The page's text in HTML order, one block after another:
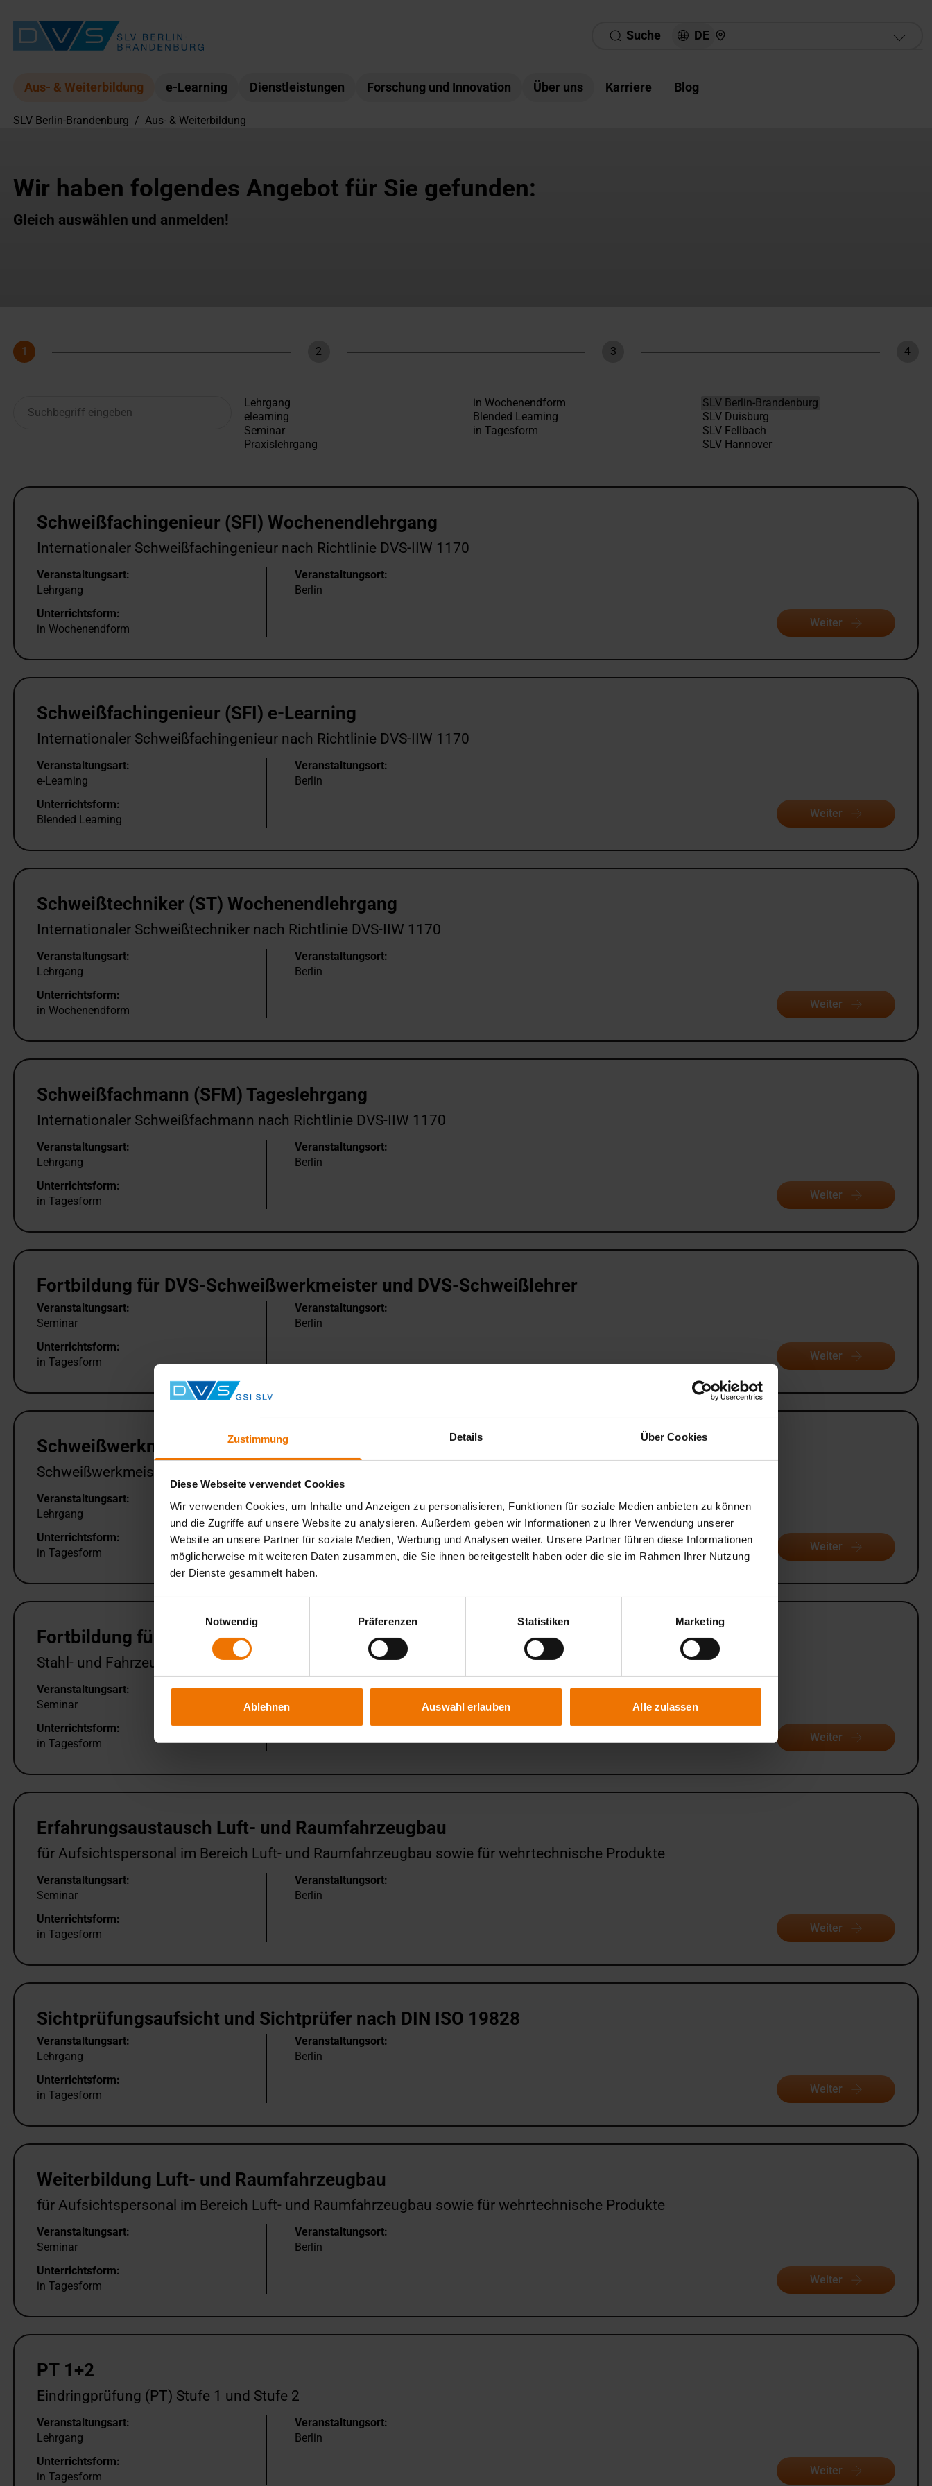
Zustimmung Details Über Cookies
Diese Webseite verwendet Cookies
Wir verwenden Cookies, um Inhalte und Anzeigen zu personalisieren, Funktionen für soziale Medien anbieten zu können
und die Zugriffe auf unsere Website zu analysieren. Außerdem geben wir Informationen zu Ihrer Verwendung unserer
Website an unsere Partner für soziale Medien, Werbung und Analysen weiter. Unsere Partner führen diese Informationen
möglicherweise mit weiteren Daten zusammen, die Sie ihnen bereitgestellt haben oder die sie im Rahmen Ihrer Nutzung
der Dienste gesammelt haben.
Einwilligungsauswahl
Notwendig
Präferenzen Statistiken Marketing
Ablehnen Auswahl erlauben Alle zulassen
Suche DE Hier finden Sie uns
Aus- & Weiterbildung e-Learning Dienstleistungen Forschung und Innovation Über uns Karriere Blog
SLV Berlin-Brandenburg / Aus- & Weiterbildung
Wir haben folgendes Angebot für Sie gefunden:
Gleich auswählen und anmelden!
Schritt
1
Schritt
2
Schritt
3 4
Schweißfachingenieur (SFI) Wochenendlehrgang
Internationaler Schweißfachingenieur nach Richtlinie DVS-IIW 1170
Veranstaltungsart:
Lehrgang
Unterrichtsform:
in Wochenendform
Veranstaltungsort:
Berlin
Weiter
Schweißfachingenieur (SFI) e-Learning
Internationaler Schweißfachingenieur nach Richtlinie DVS-IIW 1170
Veranstaltungsart:
e-Learning
Unterrichtsform:
Blended Learning
Veranstaltungsort:
Berlin
Weiter
Schweißtechniker (ST) Wochenendlehrgang
Internationaler Schweißtechniker nach Richtlinie DVS-IIW 1170
Veranstaltungsart:
Lehrgang
Unterrichtsform:
in Wochenendform
Veranstaltungsort:
Berlin
Weiter
Schweißfachmann (SFM) Tageslehrgang
Internationaler Schweißfachmann nach Richtlinie DVS-IIW 1170
Veranstaltungsart:
Lehrgang
Unterrichtsform:
in Tagesform
Veranstaltungsort:
Berlin
Weiter
Fortbildung für DVS-Schweißwerkmeister und DVS-Schweißlehrer
Veranstaltungsart:
Seminar
Unterrichtsform:
in Tagesform
Veranstaltungsort:
Berlin
Weiter
Schweißwerkmeister (SWM) Tageslehrgang
Schweißwerkmeister nach Richtlinie DVS 1157
Veranstaltungsart:
Lehrgang
Unterrichtsform:
in Tagesform
Berlin
Weiter
Fortbildung für Schweißaufsichtspersonen
Stahl- und Fahrzeugbau
Veranstaltungsart:
Seminar
Unterrichtsform:
in Tagesform
Veranstaltungsort:
Weiter
Erfahrungsaustausch Luft- und Raumfahrzeugbau
für Aufsichtspersonal im Bereich Luft- und Raumfahrzeugbau sowie für wehrtechnische Produkte
Veranstaltungsart:
Seminar
Unterrichtsform:
in Tagesform
Veranstaltungsort:
Berlin
Weiter
Sichtprüfungsaufsicht und Sichtprüfer nach DIN ISO 19828
Veranstaltungsart:
Lehrgang
Unterrichtsform:
in Tagesform
Veranstaltungsort:
Berlin
Weiter
Weiterbildung Luft- und Raumfahrzeugbau
für Aufsichtspersonal im Bereich Luft- und Raumfahrzeugbau sowie für wehrtechnische Produkte
Veranstaltungsart:
Seminar
Unterrichtsform:
in Tagesform
Veranstaltungsort:
Berlin
Weiter
PT 1+2
Eindringprüfung (PT) Stufe 1 und Stufe 2
Veranstaltungsart:
Lehrgang
Unterrichtsform:
in Tagesform
Veranstaltungsort:
Berlin
Weiter